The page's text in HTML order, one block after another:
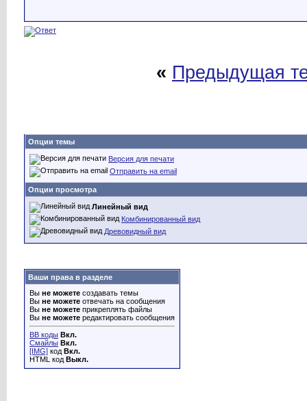
« Предыдущая
Опции темы
Версия для печати
Отправить на email
Опции просмотра
Линейный вид
Комбинированный вид
Древовидный вид
Ваши права в разделе
Вы не можете создавать темы
Вы не можете отвечать на сообщения
Вы не можете прикреплять файлы
Вы не можете редактировать сообщения
BB коды Вкл.
Смайлы Вкл.
[IMG] код Вкл.
HTML код Выкл.